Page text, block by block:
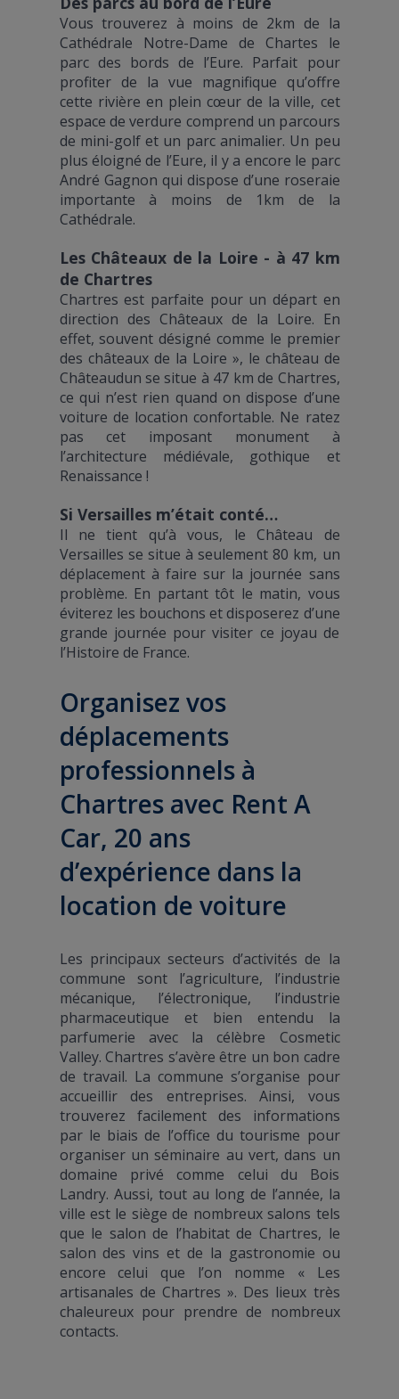
Vous trouverez à moins de 2km de la
Cathédrale Notre-Dame de Chartes le
parc des bords de l’Eure. Parfait pour
profiter de la vue magnifique qu’offre
cette rivière en plein cœur de la ville, cet
espace de verdure comprend un parcours
de mini-golf et un parc animalier. Un peu
plus éloigné de l’Eure, il y a encore le parc
André Gagnon qui dispose d’une roseraie
importante à moins de 1km de la
Cathédrale.
Les Châteaux de la Loire - à 47 km
de Chartres
Chartres est parfaite pour un départ en
direction des Châteaux de la Loire. En
effet, souvent désigné comme le premier
des châteaux de la Loire », le château de
Châteaudun se situe à 47 km de Chartres,
ce qui n’est rien quand on dispose d’une
voiture de location confortable. Ne ratez
pas cet imposant monument à
l’architecture médiévale, gothique et
Renaissance !
Si Versailles m’était conté…
Il ne tient qu’à vous, le Château de
Versailles se situe à seulement 80 km, un
déplacement à faire sur la journée sans
problème. En partant tôt le matin, vous
éviterez les bouchons et disposerez d’une
grande journée pour visiter ce joyau de
l’Histoire de France.
Organisez vos
déplacements
professionnels à
Chartres avec Rent A
Car, 20 ans
d’expérience dans la
location de voiture
Les principaux secteurs d’activités de la
commune sont l’agriculture, l’industrie
mécanique, l’électronique, l’industrie
pharmaceutique et bien entendu la
parfumerie avec la célèbre Cosmetic
Valley. Chartres s’avère être un bon cadre
de travail. La commune s’organise pour
accueillir des entreprises. Ainsi, vous
trouverez facilement des informations
par le biais de l’office du tourisme pour
organiser un séminaire au vert, dans un
domaine privé comme celui du Bois
Landry. Aussi, tout au long de l’année, la
ville est le siège de nombreux salons tels
que le salon de l’habitat de Chartres, le
salon des vins et de la gastronomie ou
encore celui que l’on nomme « Les
artisanales de Chartres ». Des lieux très
chaleureux pour prendre de nombreux
contacts.